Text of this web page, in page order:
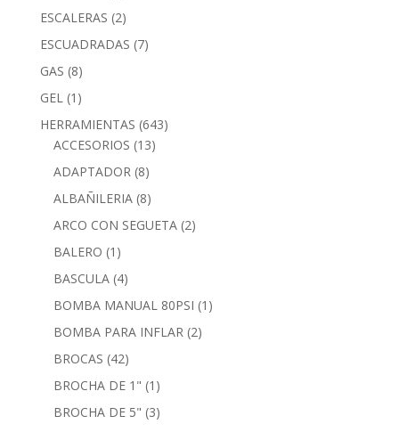
ESCALERAS (2)
ESCUADRADAS (7)
GAS (8)
GEL (1)
HERRAMIENTAS (643)
ACCESORIOS (13)
ADAPTADOR (8)
ALBAÑILERIA (8)
ARCO CON SEGUETA (2)
BALERO (1)
BASCULA (4)
BOMBA MANUAL 80PSI (1)
BOMBA PARA INFLAR (2)
BROCAS (42)
BROCHA DE 1" (1)
BROCHA DE 5" (3)